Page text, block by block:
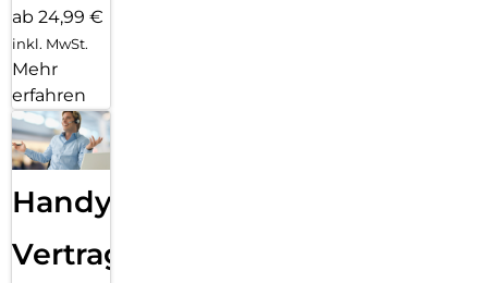
ab 24,99 €
inkl. MwSt.
Mehr
erfahren
Handy
Vertragsabwicklung